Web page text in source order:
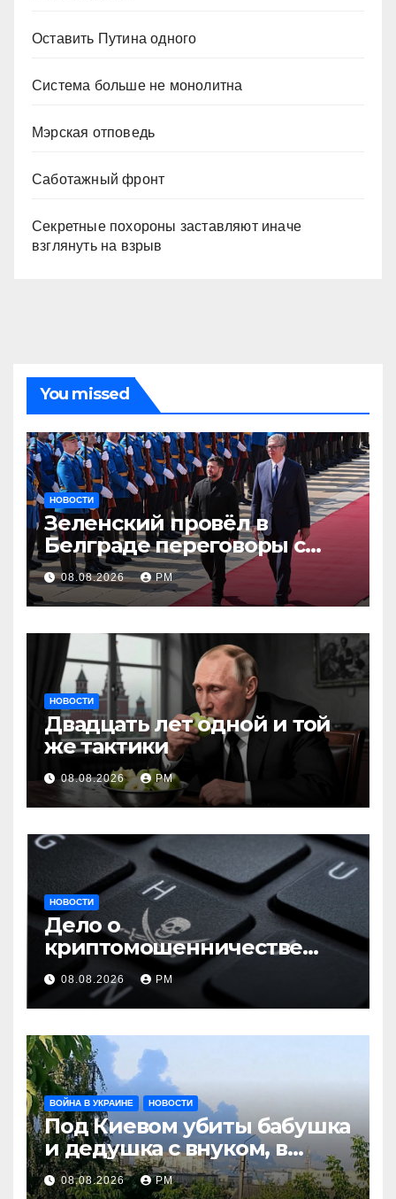
Оставить Путина одного
Система больше не монолитна
Мэрская отповедь
Саботажный фронт
Секретные похороны заставляют иначе
взглянуть на взрыв
You missed
НОВОСТИ
Зеленский провёл в
Белграде переговоры с
Вучичем
08.08.2026 РМ
НОВОСТИ
Двадцать лет одной и той
же тактики
08.08.2026 РМ
НОВОСТИ
Дело о
криптомошенничестве
оборачивают в содействие
терроризму
08.08.2026 РМ
ВОЙНА В УКРАИНЕ НОВОСТИ
Под Киевом убиты бабушка
и дедушка с внуком, в
Поволжье и на Кубани
вновь горят НПЗ
08.08.2026 РМ